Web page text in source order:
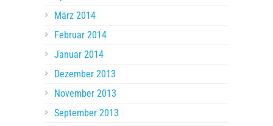
März 2014
Februar 2014
Januar 2014
Dezember 2013
November 2013
September 2013